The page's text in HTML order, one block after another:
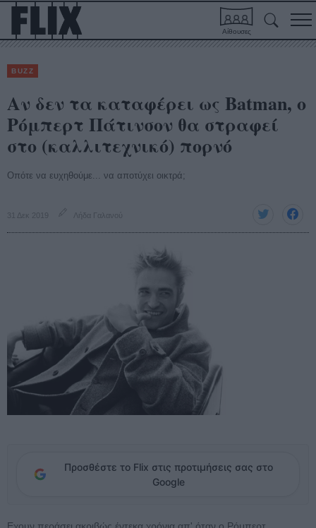
Αίθουσες
BUZZ
Αν δεν τα καταφέρει ως Batman, ο
Ρόμπερτ Πάτινσον θα στραφεί
στο (καλλιτεχνικό) πορνό
Οπότε να ευχηθούμε... να αποτύχει οικτρά;
31 Δεκ 2019 Λήδα Γαλανού
Προσθέστε το Flix στις προτιμήσεις σας στο
Google